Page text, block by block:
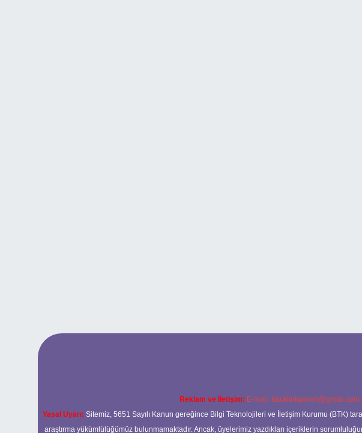
Reklam ve İletişim: E-mail: backlinkpaneli@gmail.com
Yasal Uyarı: Sitemiz, 5651 Sayılı Kanun gereğince Bilgi Teknolojileri ve İletişim Kurumu (BTK)
araştırma yükümlülüğümüz bulunmamaktadır. Ancak, üyelerimiz yazdıkları içeriklerin